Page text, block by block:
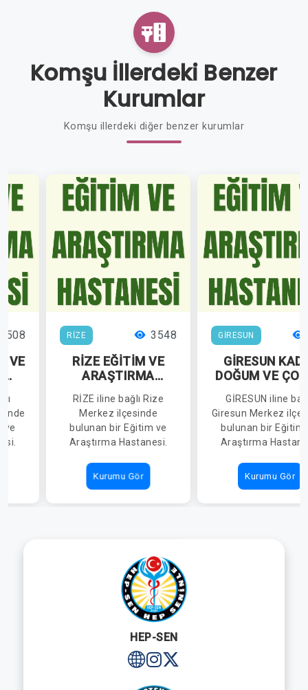
Komşu İllerdeki Benzer
Kurumlar
Komşu illerdeki diğer benzer kurumlar
VE
ve
RİZE 3548
RİZE EĞİTİM VE
ARAŞTIRMA
RİZE iline bağlı Rize
Merkez ilçesinde
bulunan bir Eğitim ve
Araştırma Hastanesi.
Kurumu Gör
GİRESUN
GİRESUN
DOĞUM VE
EĞİTİM VE
ARAŞTIRMA
HASTANESİ
GİRESUN iline
Giresun Merkez
bulunan bir Eğitim
Araştırma
Kurumu Gör
HEP-SEN